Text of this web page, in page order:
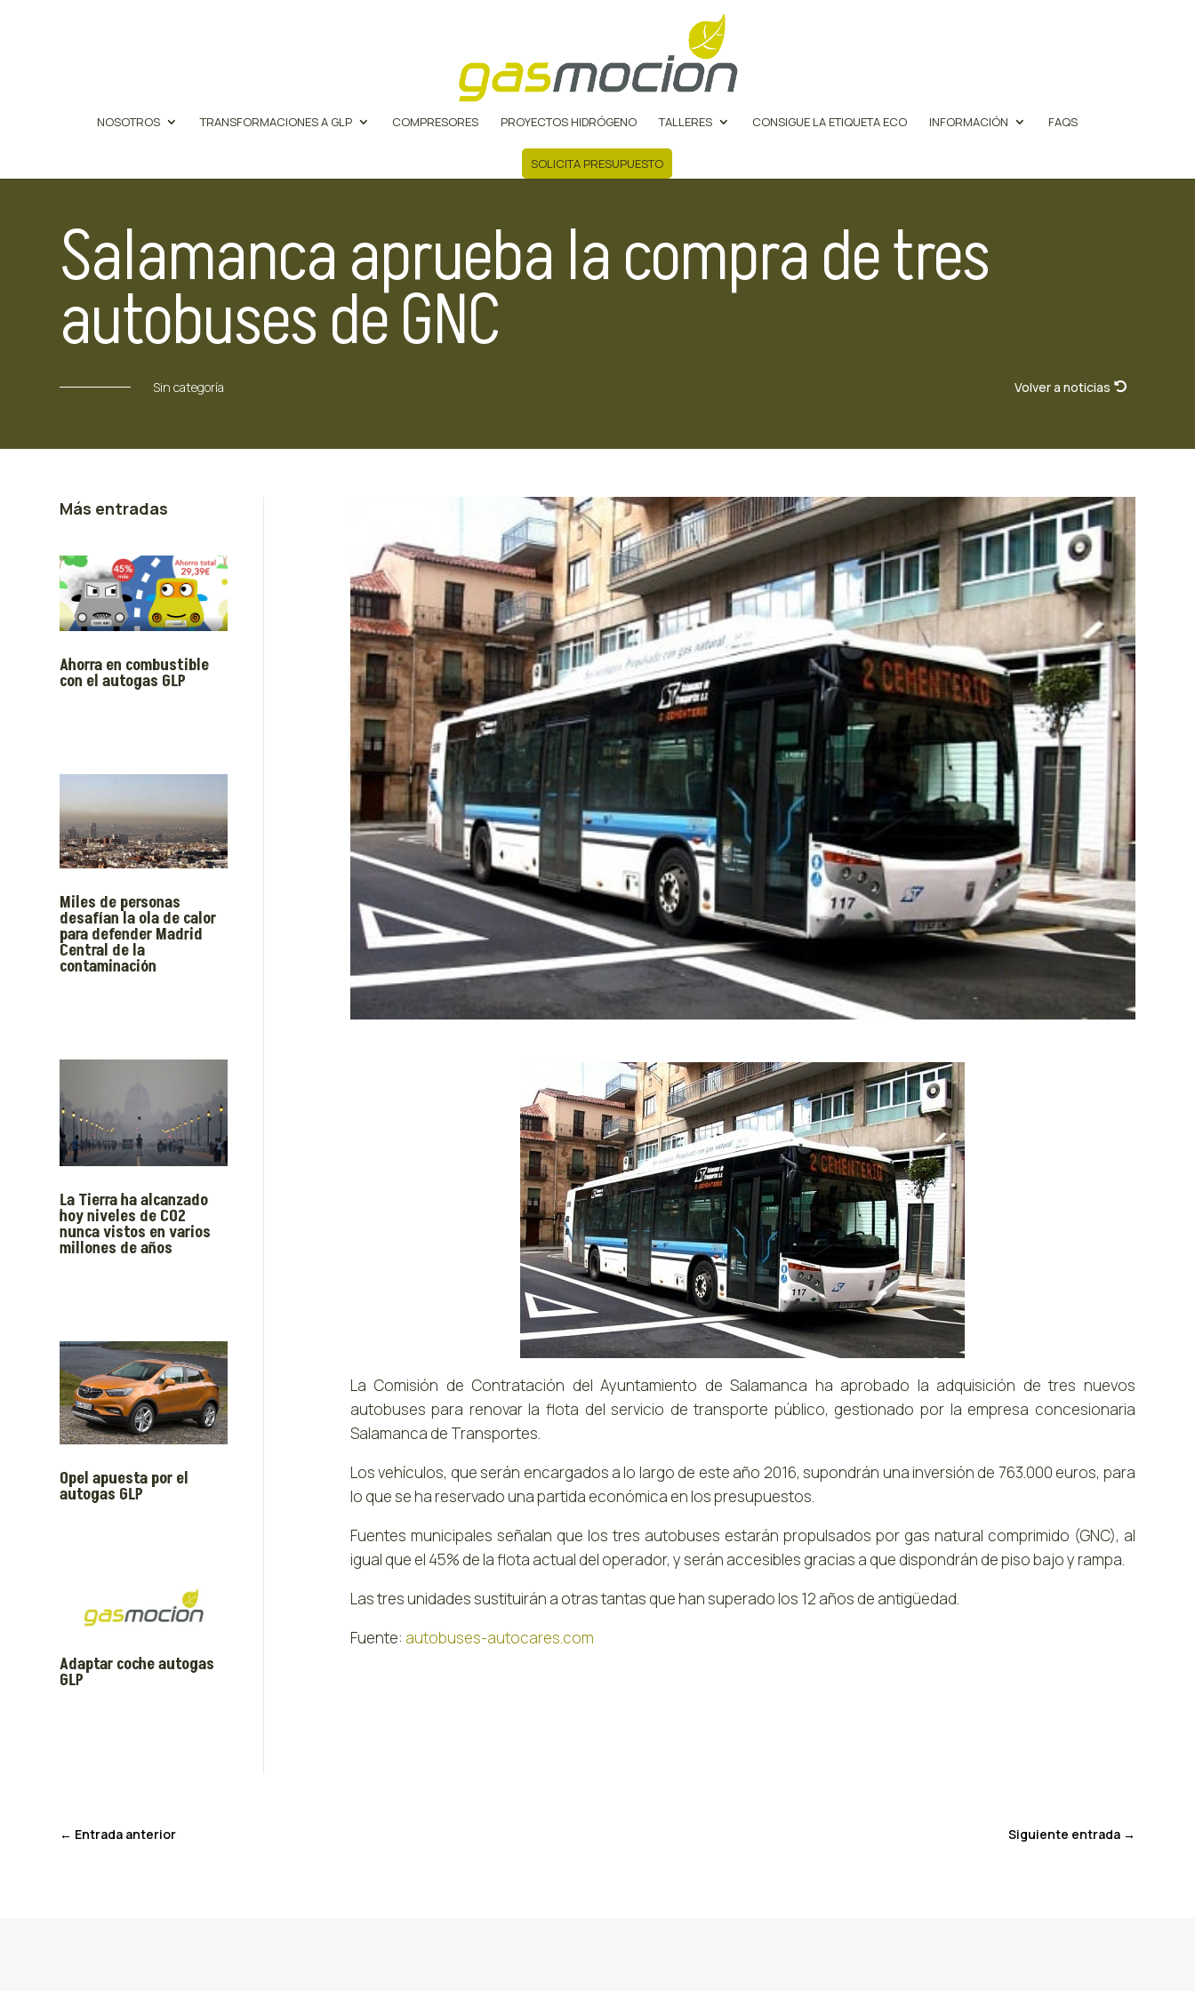
NOSOTROS TRANSFORMACIONES A GLP COMPRESORES PROYECTOS HIDRÓGENO TALLERES CONSIGUE LA ETIQUETA ECO INFORMACIÓN FAQS
SOLICITA PRESUPUESTO
Salamanca aprueba la compra de tres
autobuses de GNC
Sin categoría Volver a noticias
Más entradas
Ahorra en combustible
con el autogas GLP
Miles de personas
desafían la ola de calor
para defender Madrid
Central de la
contaminación
La Tierra ha alcanzado
hoy niveles de CO2
nunca vistos en varios
millones de años
Opel apuesta por el
autogas GLP
Adaptar coche autogas
GLP
La Comisión de Contratación del Ayuntamiento de Salamanca ha aprobado la adquisición de tres nuevos
autobuses para renovar la flota del servicio de transporte público, gestionado por la empresa concesionaria
Salamanca de Transportes.
Los vehículos, que serán encargados a lo largo de este año 2016, supondrán una inversión de 763.000 euros, para
lo que se ha reservado una partida económica en los presupuestos.
Fuentes municipales señalan que los tres autobuses estarán propulsados por gas natural comprimido (GNC), al
igual que el 45% de la flota actual del operador, y serán accesibles gracias a que dispondrán de piso bajo y rampa.
Las tres unidades sustituirán a otras tantas que han superado los 12 años de antigüedad.
Fuente: autobuses-autocares.com
← Entrada anterior Siguiente entrada→